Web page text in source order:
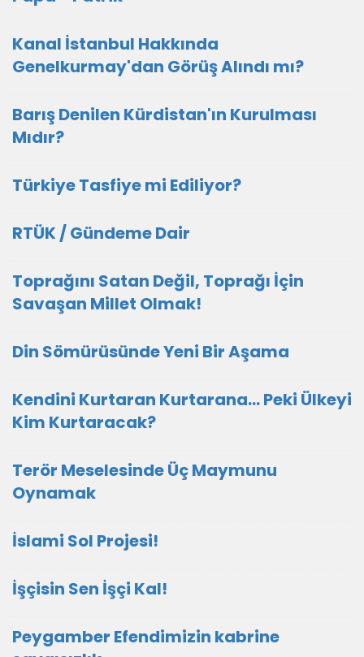
Kanal İstanbul Hakkında
Genelkurmay'dan Görüş Alındı mı?
Barış Denilen Kürdistan'ın Kurulması
Mıdır?
Türkiye Tasfiye mi Ediliyor?
RTÜK / Gündeme Dair
Toprağını Satan Değil, Toprağı İçin
Savaşan Millet Olmak!
Din Sömürüsünde Yeni Bir Aşama
Kendini Kurtaran Kurtarana… Peki Ülkeyi
Kim Kurtaracak?
Terör Meselesinde Üç Maymunu
Oynamak
İslami Sol Projesi!
İşçisin Sen İşçi Kal!
Peygamber Efendimizin kabrine